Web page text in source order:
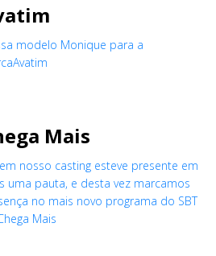
modelo Monique para a
Mais
nosso casting esteve presente em
uma pauta, e desta vez marcamos
no mais novo programa do SBT
Mais